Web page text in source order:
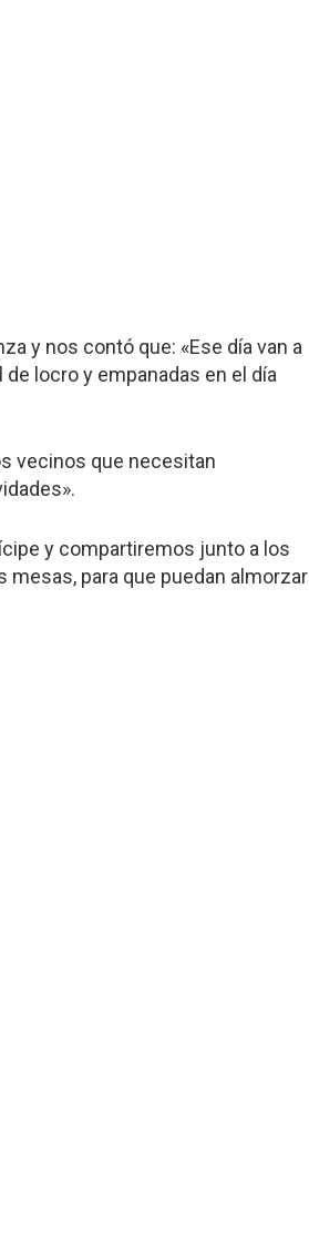
y nos contó que: «Ese día van a
locro y empanadas en el día
vecinos que necesitan
y compartiremos junto a los
mesas, para que puedan almorzar